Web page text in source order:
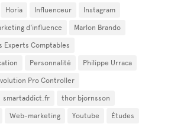
Horia Influenceur Instagram
d'influence Marlon Brando
Experts Comptables
Personnalité Philippe Urraca
Pro Controller
smartaddict.fr thor bjornsson
Web-marketing Youtube Études